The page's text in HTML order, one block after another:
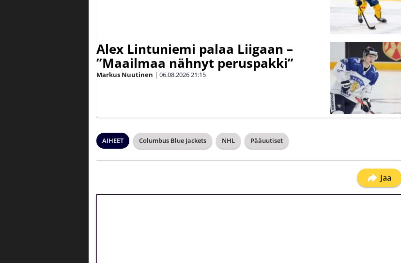
Alex Lintuniemi palaa Liigaan –
”Maailmaa nähnyt peruspakki”
Markus Nuutinen | 06.08.202621:15
AIHEET Columbus Blue Jackets NHL Pääuutiset
Jaa